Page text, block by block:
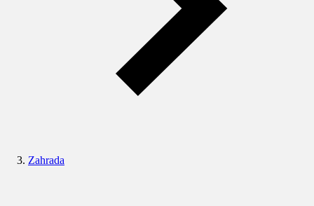
Zahrada